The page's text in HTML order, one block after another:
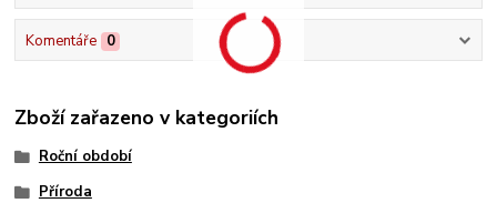
Komentáře 0
Zboží zařazeno v kategoriích
Roční období
Příroda